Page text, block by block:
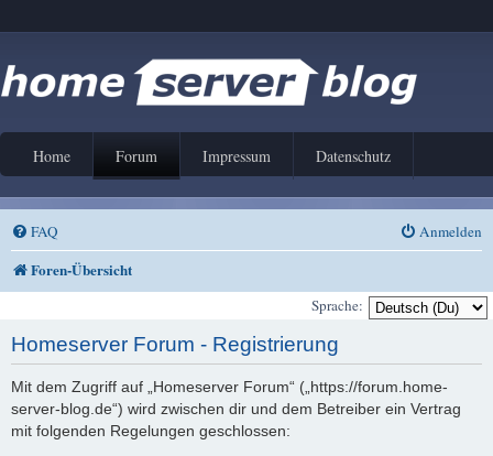
Home Forum Impressum Datenschutz
FAQ Anmelden
Foren-Übersicht
Sprache:
Homeserver Forum - Registrierung
Mit dem Zugriff auf „Homeserver Forum“ („https://forum.home-
server-blog.de“) wird zwischen dir und dem Betreiber ein Vertrag
mit folgenden Regelungen geschlossen: